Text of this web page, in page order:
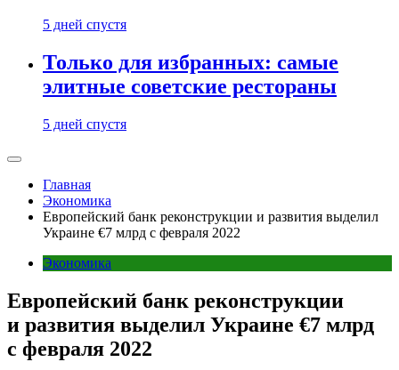
5 дней спустя
Только для избранных: самые
элитные советские рестораны
5 дней спустя
Главная
Экономика
Европейский банк реконструкции и развития выделил
Украине €7 млрд с февраля 2022
Экономика
Европейский банк реконструкции
и развития выделил Украине €7 млрд
с февраля 2022